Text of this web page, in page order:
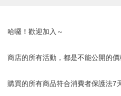
哈囉！歡迎加入～
商店的所有活動，都是不能公開的價
購買的所有商品符合消費者保護法7